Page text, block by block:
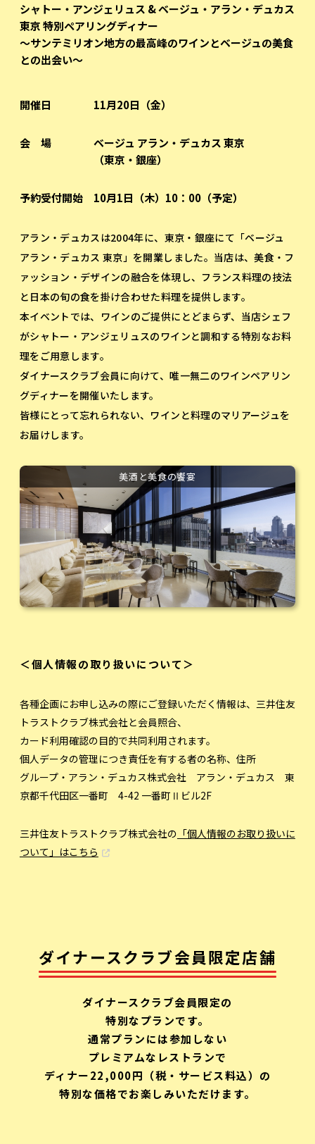
シャトー・アンジェリュス & ベージュ・アラン・デュカス
東京 特別ペアリングディナー
～サンテミリオン地方の最高峰のワインとベージュの美食
との出会い～
開催日 11月20日（金）
会 場
ベージュ アラン・デュカス 東京
（東京・銀座）
予約受付開始 10月1日（木）10：00（予定）
アラン・デュカスは2004年に、東京・銀座にて「ベージュ
アラン・デュカス 東京」を開業しました。当店は、美食・フ
ァッション・デザインの融合を体現し、フランス料理の技法
と日本の旬の食を掛け合わせた料理を提供します。
本イベントでは、ワインのご提供にとどまらず、当店シェフ
がシャトー・アンジェリュスのワインと調和する特別なお料
理をご用意します。
ダイナースクラブ会員に向けて、唯一無二のワインペアリン
グディナーを開催いたします。
皆様にとって忘れられない、ワインと料理のマリアージュを
お届けします。
美酒と美食の饗宴
＜個人情報の取り扱いについて＞
各種企画にお申し込みの際にご登録いただく情報は、三井住友
トラストクラブ株式会社と会員照合、
カード利用確認の目的で共同利用されます。
個人データの管理につき責任を有する者の名称、住所
グループ・アラン・デュカス株式会社 アラン・デュカス 東
京都千代田区一番町 4-42 一番町Ⅱビル2F
三井住友トラストクラブ株式会社の 「個人情報のお取り扱いに
ついて」はこちら
ダイナースクラブ会員限定店舗
ダイナースクラブ会員限定の
特別なプランです。
通常プランには参加しない
プレミアムなレストランで
ディナー22,000円（税・サービス料込）の
特別な価格でお楽しみいただけます。